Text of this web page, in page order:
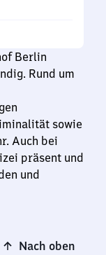
Berlin
Rund um
sowie
Auch bei
präsent und
und
Nach oben